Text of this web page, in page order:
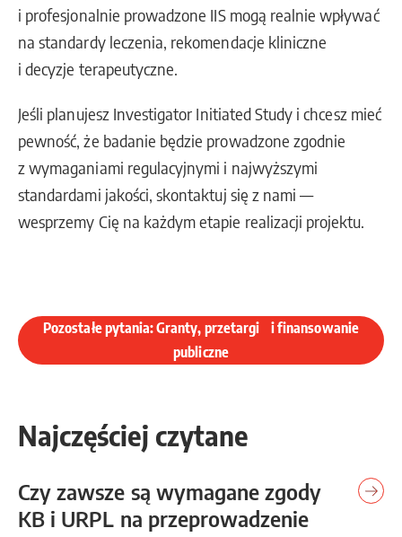
i profesjonalnie prowadzone IIS mogą realnie wpływać
na standardy leczenia, rekomendacje kliniczne
i decyzje terapeutyczne.
Jeśli planujesz Investigator Initiated Study i chcesz mieć
pewność, że badanie będzie prowadzone zgodnie
z wymaganiami regulacyjnymi i najwyższymi
standardami jakości, skontaktuj się z nami —
wesprzemy Cię na każdym etapie realizacji projektu.
Pozostałe pytania: Granty, przetargi i finansowanie
publiczne
Najczęściej czytane
Czy zawsze są wymagane zgody
KB i URPL na przeprowadzenie